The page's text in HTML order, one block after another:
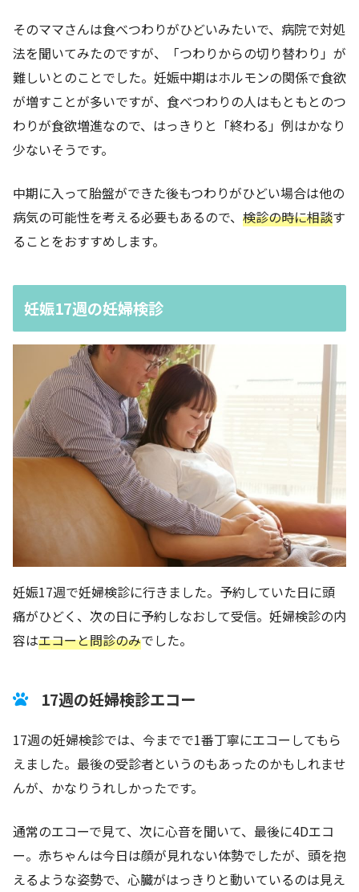
そのママさんは食べつわりがひどいみたいで、病院で対処
法を聞いてみたのですが、「つわりからの切り替わり」が
難しいとのことでした。妊娠中期はホルモンの関係で食欲
が増すことが多いですが、食べつわりの人はもともとのつ
わりが食欲増進なので、はっきりと「終わる」例はかなり
少ないそうです。
中期に入って胎盤ができた後もつわりがひどい場合は他の
病気の可能性を考える必要もあるので、 検診の時に相談す
ることをおすすめします。
妊娠17週の妊婦検診
妊娠17週で妊婦検診に行きました。予約していた日に頭
痛がひどく、次の日に予約しなおして受信。妊婦検診の内
容はエコーと問診のみでした。
17週の妊婦検診エコー
17週の妊婦検診では、今までで1番丁寧にエコーしてもら
えました。最後の受診者というのもあったのかもしれませ
んが、かなりうれしかったです。
通常のエコーで見て、次に心音を聞いて、最後に4Dエコ
ー。赤ちゃんは今日は顔が見れない体勢でしたが、頭を抱
えるような姿勢で、心臓がはっきりと動いているのは見え